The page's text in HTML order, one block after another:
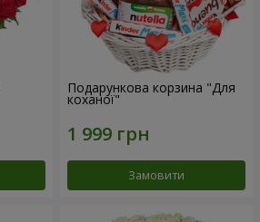
Подарункова корзина "Для
коханої"
Замовити